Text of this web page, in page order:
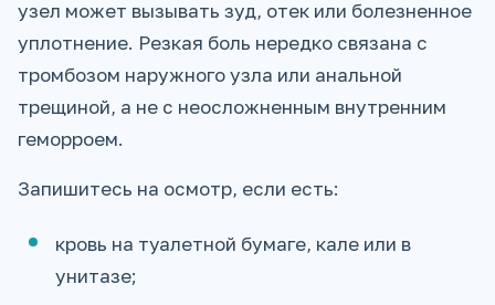
узел может вызывать зуд, отек или болезненное
уплотнение. Резкая боль нередко связана с
тромбозом наружного узла или анальной
трещиной, а не с неосложненным внутренним
геморроем.
Запишитесь на осмотр, если есть:
кровь на туалетной бумаге, кале или в
унитазе;